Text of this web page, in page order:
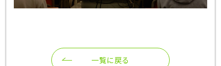
一覧に戻る